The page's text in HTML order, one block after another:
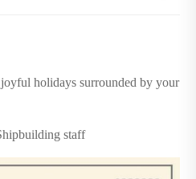
holidays surrounded by your
staff